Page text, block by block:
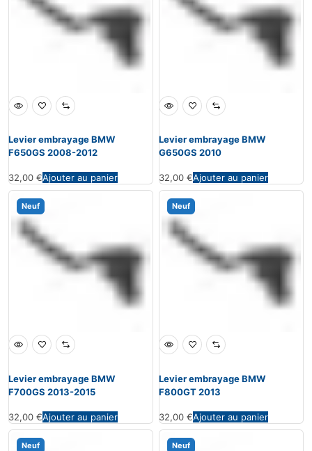
Levier embrayage BMW
F650GS 2008-2012
32,00 €Ajouter au panier
Levier embrayage BMW
G650GS 2010
32,00 €Ajouter au panier
Neuf
Levier embrayage BMW
F700GS 2013-2015
32,00 €Ajouter au panier
Neuf
Levier embrayage BMW
F800GT 2013
32,00 €Ajouter au panier
Neuf Neuf